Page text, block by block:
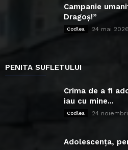
Campanie
Dragoș!”
Codlea 24 mai 2026
PENITA SUFLETULUI
Crima de a fi
iau cu mine...
Codlea 24
Adolescența,